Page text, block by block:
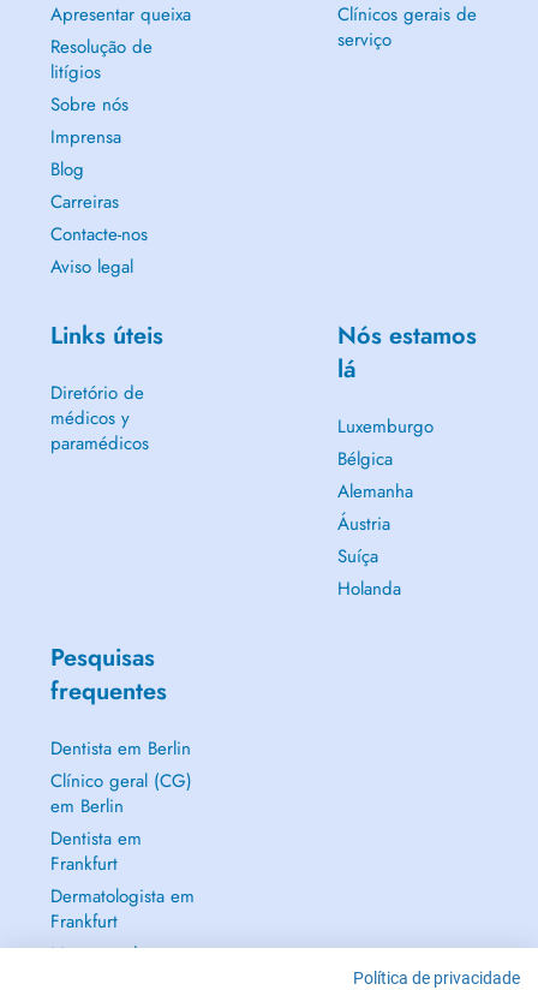
Apresentar queixa
Resolução de
litígios
Sobre nós
Imprensa
Blog
Carreiras
Contacte-nos
Aviso legal
Clínicos gerais de
serviço
Links úteis
Diretório de
médicos y
paramédicos
Nós estamos
lá
Luxemburgo
Bélgica
Alemanha
Áustria
Suíça
Holanda
Pesquisas
frequentes
Dentista em Berlin
Clínico geral (CG)
em Berlin
Dentista em
Frankfurt
Dermatologista em
Frankfurt
Mostrar tudo →
Política de privacidade